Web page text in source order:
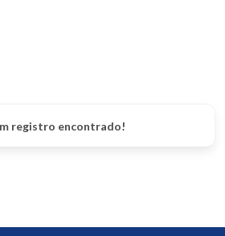
registro encontrado!